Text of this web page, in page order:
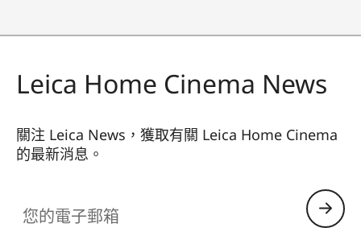
Leica Home Cinema News
關注 Leica News，獲取有關 Leica Home Cinema
的最新消息。